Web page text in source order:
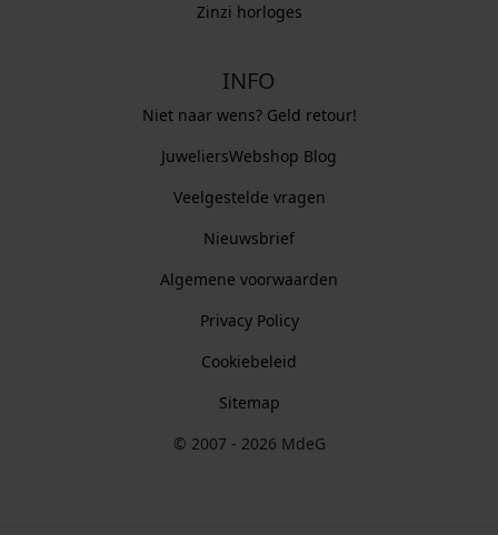
Zinzi horloges
INFO
Niet naar wens? Geld retour!
JuweliersWebshop Blog
Veelgestelde vragen
Nieuwsbrief
Algemene voorwaarden
Privacy Policy
Cookiebeleid
Sitemap
© 2007 - 2026 MdeG